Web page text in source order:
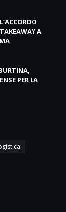
A
PER LA